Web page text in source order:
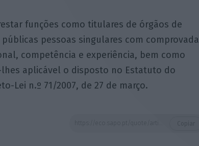
funções como titulares de órgãos de
pessoas singulares com comprovada
competência e experiência, bem como
aplicável o disposto no Estatuto do
Lei n.º 71/2007, de 27 de março.